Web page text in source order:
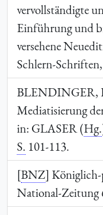
vervollständigte
Einführung und
versehene
Schlern-
BLENDINGER,
Mediatisierung
in: GLASER(Hg.
S. 101-113.
[BNZ] Königlich-
National-Zeitung